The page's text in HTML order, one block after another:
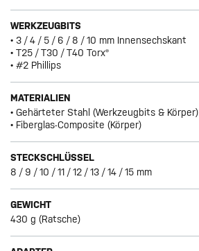
WERKZEUGBITS
• 3 / 4 / 5 / 6 / 8 / 10 mm Innensechskant
• T25 / T30 / T40 Torx®
• #2 Phillips
MATERIALIEN
• Gehärteter Stahl (Werkzeugbits & Körper)
• Fiberglas-Composite (Körper)
STECKSCHLÜSSEL
8 / 9 / 10 / 11 / 12 / 13 / 14 / 15 mm
GEWICHT
430 g (Ratsche)